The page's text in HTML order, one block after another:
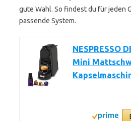
gute Wahl. So findest du für jeden
passende System.
NESPRESSO
Mini